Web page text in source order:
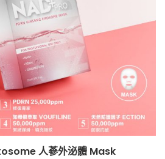
人蔘外泌體 Mask